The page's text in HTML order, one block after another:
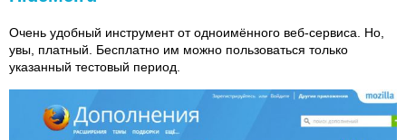
Очень удобный инструмент от одноимённого веб-сервиса. Но,
увы, платный. Бесплатно им можно пользоваться только
указанный тестовый период.